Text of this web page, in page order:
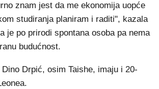
znam jest da me ekonomija uopće
studiranja planiram i raditi", kazala
je po prirodi spontana osoba pa nema
budućnost.
Drpić, osim Taishe, imaju i 20-